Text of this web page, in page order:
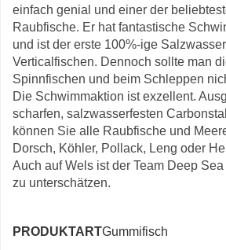
einfach genial und einer der
Raubfische. Er hat fantastische
und ist der erste 100%-ige
Verticalfischen. Dennoch sollte man
Spinnfischen und beim Schleppen
Die Schwimmaktion ist exzellent.
scharfen, salzwasserfesten
können Sie alle Raubfische und
Dorsch, Köhler, Pollack, Leng oder
Auch auf Wels ist der Team Deep
zu unterschätzen.
PRODUKTARTGummifisch